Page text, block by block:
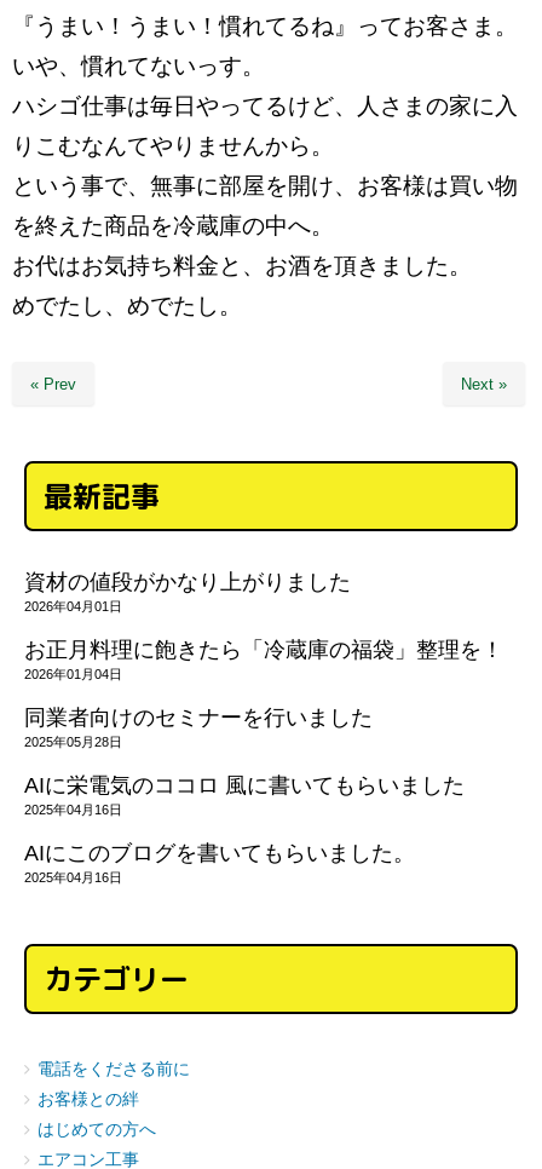
『うまい！うまい！慣れてるね』ってお客さま。
いや、慣れてないっす。
ハシゴ仕事は毎日やってるけど、人さまの家に入
りこむなんてやりませんから。
という事で、無事に部屋を開け、お客様は買い物
を終えた商品を冷蔵庫の中へ。
お代はお気持ち料金と、お酒を頂きました。
めでたし、めでたし。
« Prev Next »
最新記事
資材の値段がかなり上がりました
2026年04月01日
お正月料理に飽きたら「冷蔵庫の福袋」整理を！
2026年01月04日
同業者向けのセミナーを行いました
2025年05月28日
AIに栄電気のココロ 風に書いてもらいました
2025年04月16日
AIにこのブログを書いてもらいました。
2025年04月16日
カテゴリー
電話をくださる前に
お客様との絆
はじめての方へ
エアコン工事